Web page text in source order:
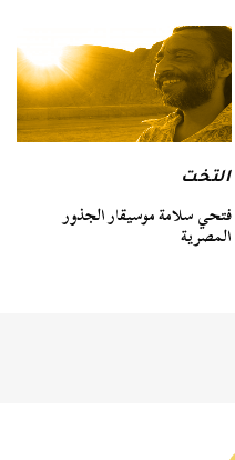
التخت
فتحي سلامة موسيقار الجذور
المصرية